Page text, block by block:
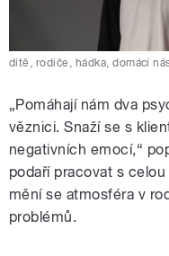
dítě, rodiče, hádka, domácí
„Pomáhají nám dva
věznici. Snaží se s
negativních emocí,“
podaří pracovat s
mění se atmosféra v
problémů.